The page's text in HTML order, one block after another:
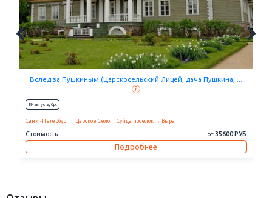
Лицей, дача Пушкина, ...
поселок Выра
Путешествие на Кольский
Санкт-Петербург
Стоимость